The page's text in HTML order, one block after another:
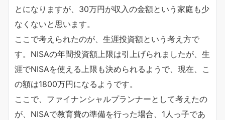
とになりますが、30万円が収入の金額という家庭も少
なくないと思います。
ここで考えられたのが、生涯投資額という考え方で
す。NISAの年間投資額上限は引上げられましたが、生
涯でNISAを使える上限も決められるようで、現在、こ
の額は1800万円になるようです。
ここで、ファイナンシャルプランナーとして考えたの
が、NISAで教育費の準備を行った場合、1人っ子であ